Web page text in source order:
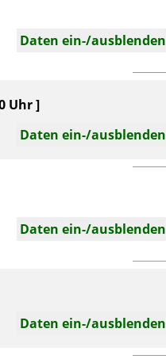
Daten ein-/ausblenden
Uhr ]
Daten ein-/ausblenden
Daten ein-/ausblenden
Daten ein-/ausblenden